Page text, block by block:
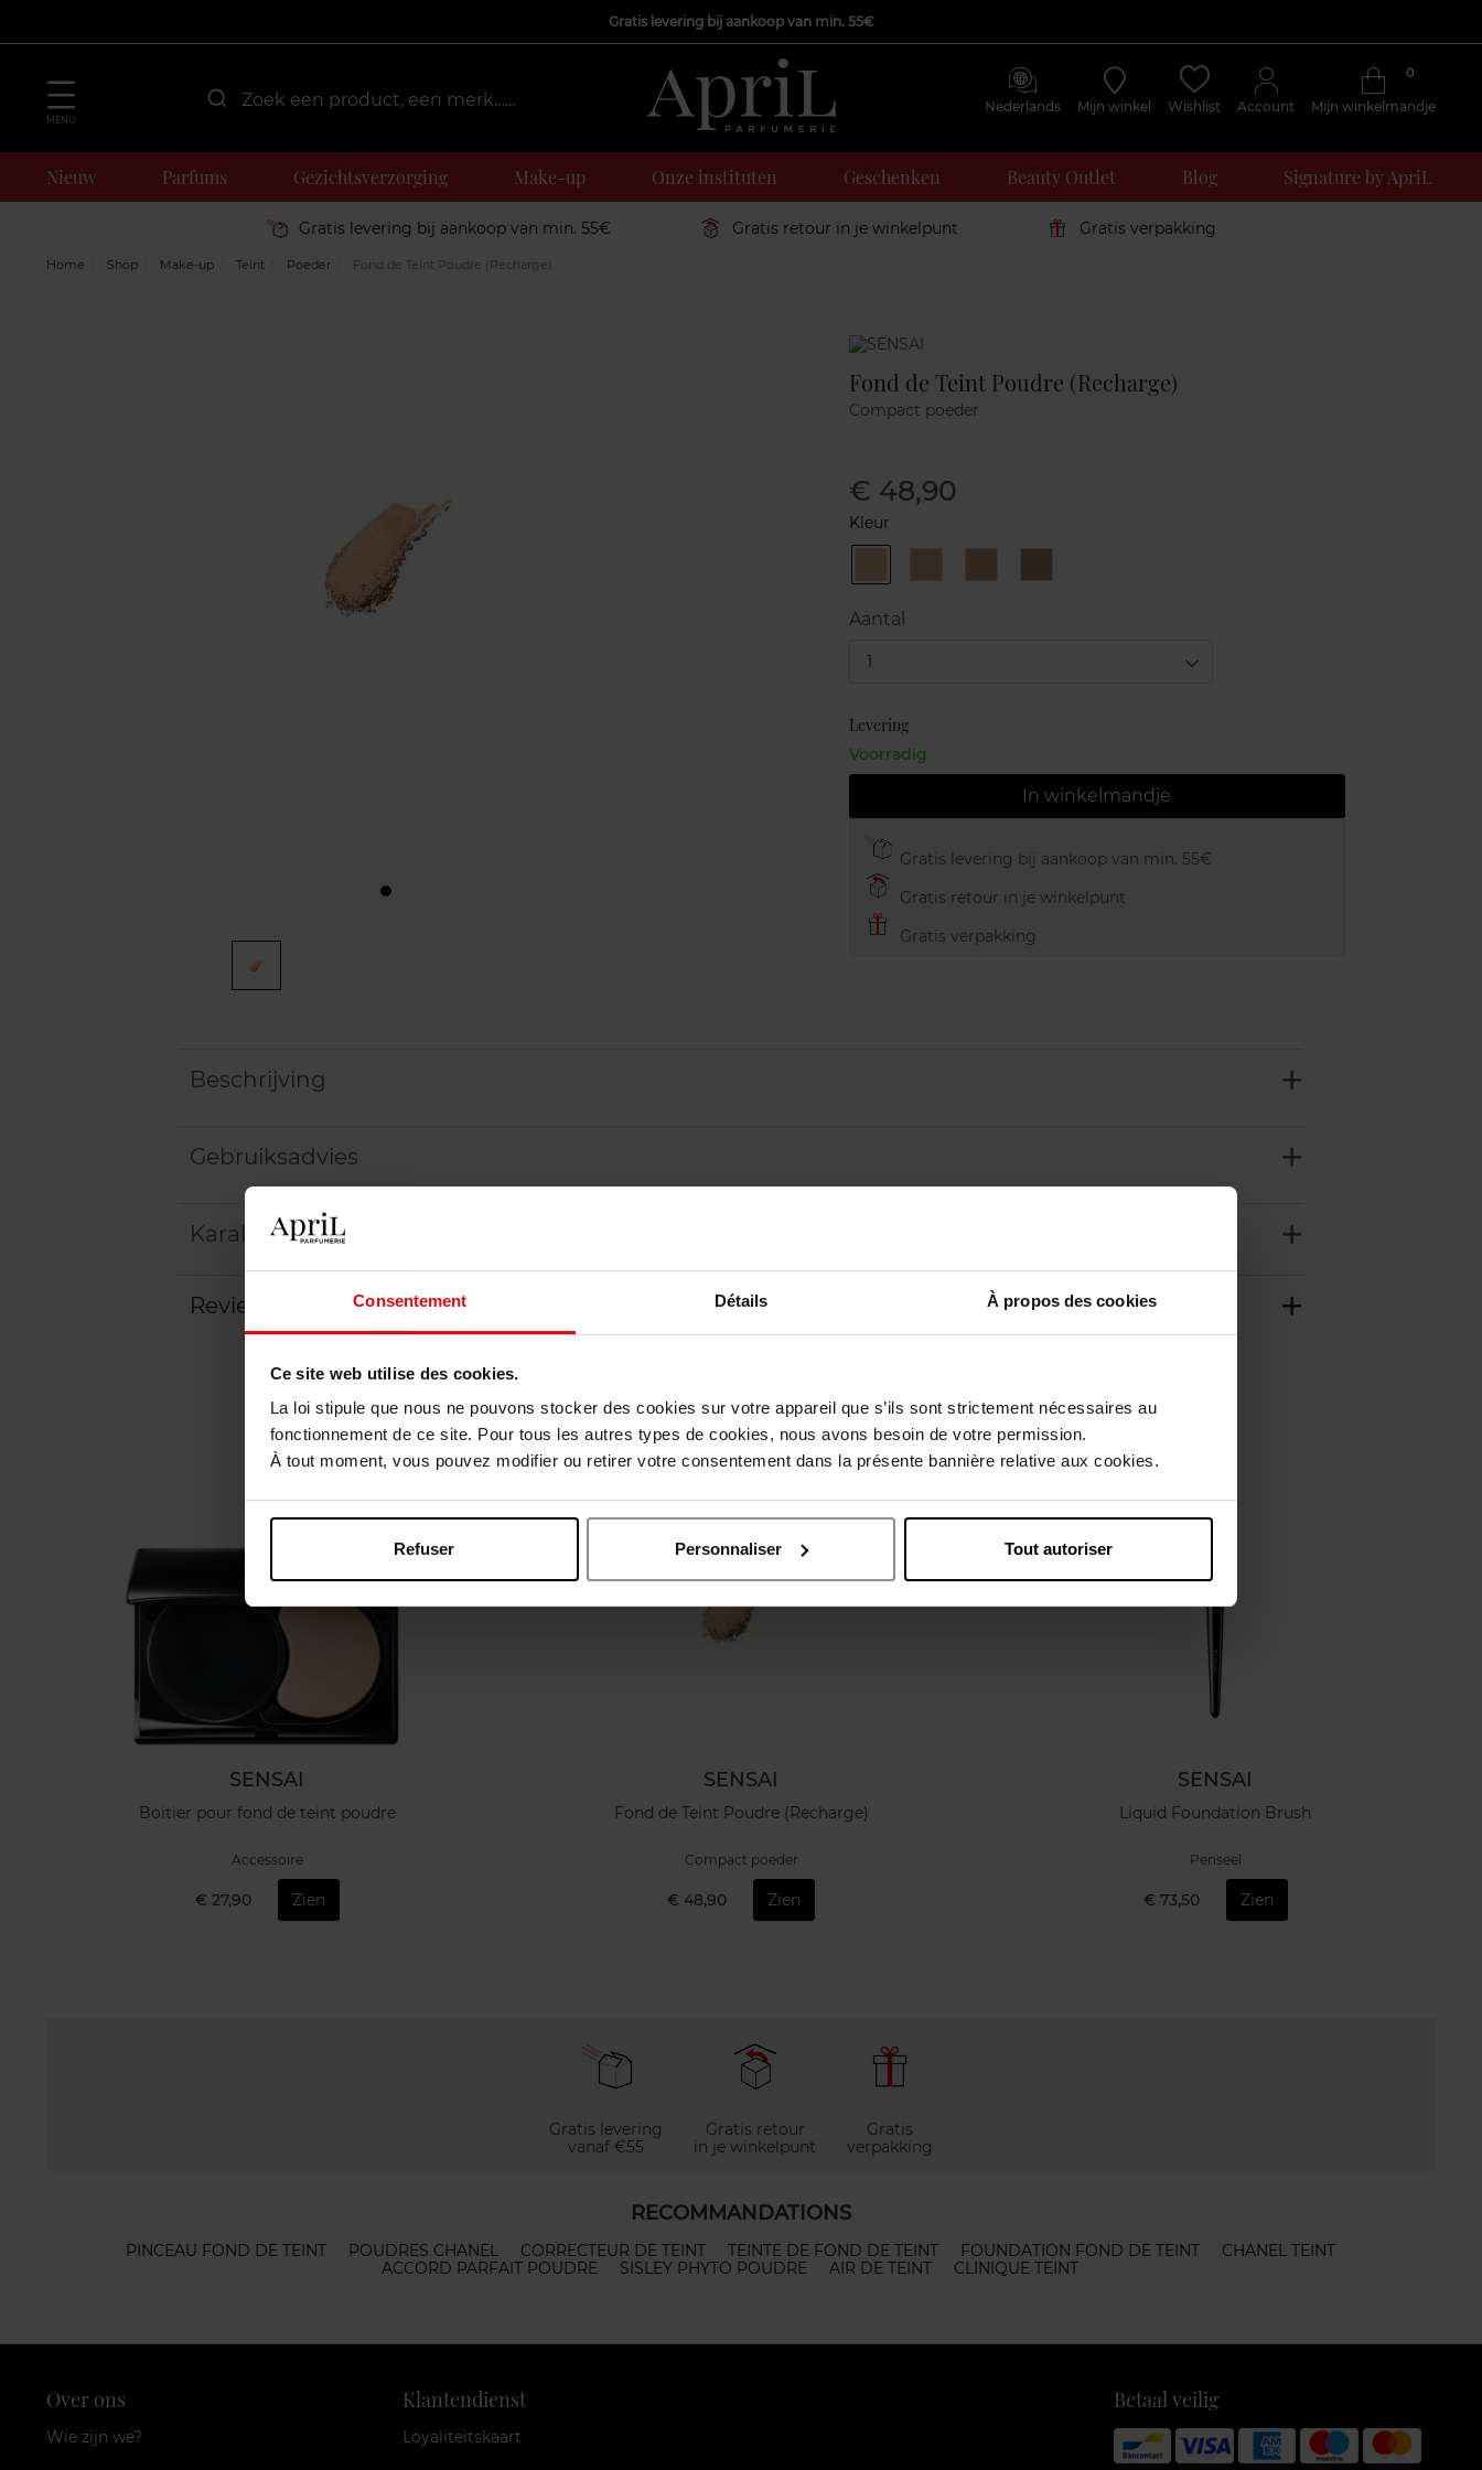
Consentement Détails À propos des cookies
Ce site web utilise des cookies.
La loi stipule que nous ne pouvons stocker des cookies sur votre appareil que s’ils sont strictement nécessaires au
fonctionnement de ce site. Pour tous les autres types de cookies, nous avons besoin de votre permission.
À tout moment, vous pouvez modifier ou retirer votre consentement dans la présente bannière relative aux cookies.
Refuser Personnaliser Tout autoriser
Gratis levering bij aankoop van min. 55€
MENU
Nederlands Mijn winkel Wishlist Account Mijn winkelmandje
0
Nieuw Parfums Gezichtsverzorging Make-up Onze instituten Geschenken Beauty Outlet Blog Signature by ApriL
Gratis levering bij aankoop van min. 55€ Gratis retour in je winkelpunt Gratis verpakking
Home Shop Make-up Teint Poeder Fond de Teint Poudre (Recharge)
Marque
Fond de Teint Poudre (Recharge)
Compact poeder
€ 48,90
Kleur
Soft Warm Topaz Golden
Aantal
1
Levering
Voorradig
In winkelmandje
Gratis levering bij aankoop van min. 55€
Gratis retour in je winkelpunt
Gratis verpakking
Beschrijving
Gebruiksadvies
Karakteristieken
Review Beleid inzake klantbeoordelingen
SENSAI
Boitier pour fond de teint poudre
Accessoire
€ 27,90 Zien
SENSAI
Fond de Teint Poudre (Recharge)
Compact poeder
€ 48,90 Zien
SENSAI
Liquid Foundation Brush
Penseel
€ 73,50 Zien
Gratis levering
vanaf €55
Gratis retour
in je winkelpunt
Gratis
verpakking
RECOMMANDATIONS
PINCEAU FOND DE TEINT POUDRES CHANEL CORRECTEUR DE TEINT TEINTE DE FOND DE TEINT FOUNDATION FOND DE TEINT
CHANEL TEINT
ACCORD PARFAIT POUDRE
SISLEY PHYTO POUDRE AIR DE TEINT CLINIQUE TEINT
Over ons
Wie zijn we?
Klantendienst
Loyaliteitskaart
Betaal veilig